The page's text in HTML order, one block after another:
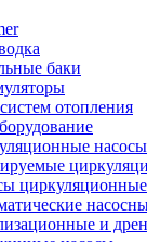
баки
отопления
насосы
и